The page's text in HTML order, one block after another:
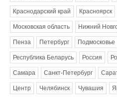
Краснодарский край Красноярск
Московская область Нижний
Пенза Петербург Подмосковье
Республика Беларусь Россия
Самара Санкт-Петербург
Центр Челябинск Чувашия